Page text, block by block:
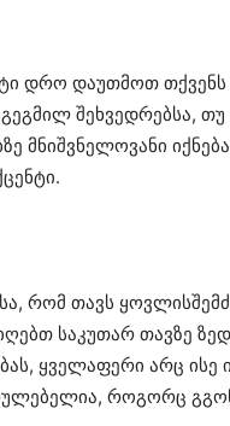
დრო დაუთმოთ თქვენს
შეხვედრებსა, თუ
მნიშვნელოვანი
რომ თავს
საკუთარ თავზე
ყველაფერი არც
როგორც